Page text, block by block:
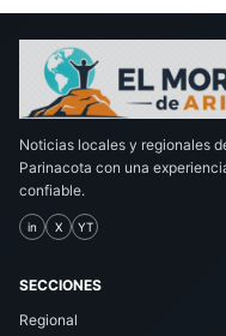
Noticias locales y regionales
Parinacota con una
confiable.
in X YT
SECCIONES
Regional